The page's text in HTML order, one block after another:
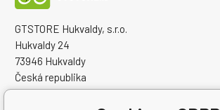
GTSTORE Hukvaldy, s.r.o.
Hukvaldy 24
73946 Hukvaldy
Česká republika
Numer identyfikacyjny firmy: 22259848